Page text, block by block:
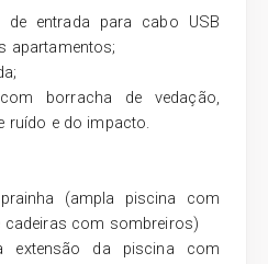
entrada para cabo USB
apartamentos;
borracha de vedação,
ruído e do impacto.
(ampla piscina com
cadeiras com sombreiros)
extensão da piscina com